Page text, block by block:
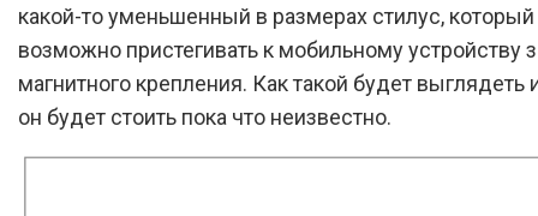
какой-то уменьшенный в размерах стилус,
возможно пристегивать к мобильному устройству
магнитного крепления. Как такой будет выглядеть
он будет стоить пока что неизвестно.